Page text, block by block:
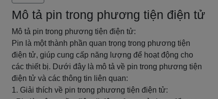
Mô tả pin trong phương tiện điện tử
Mô tả pin trong phương tiện điện tử:
Pin là một thành phần quan trọng trong phương tiện
điện tử, giúp cung cấp năng lượng để hoạt động cho
các thiết bị. Dưới đây là mô tả về pin trong phương tiện
điện tử và các thông tin liên quan:
1. Giải thích về pin trong phương tiện điện tử: